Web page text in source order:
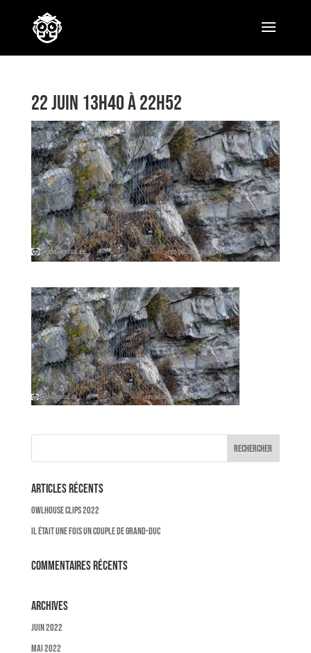
22 Juin 13h40 à 22h52
Articles récents
OWLHOUSE CLIPS 2022
Il était une fois un couple de Grand-Duc
Commentaires récents
Archives
juin 2022
mai 2022